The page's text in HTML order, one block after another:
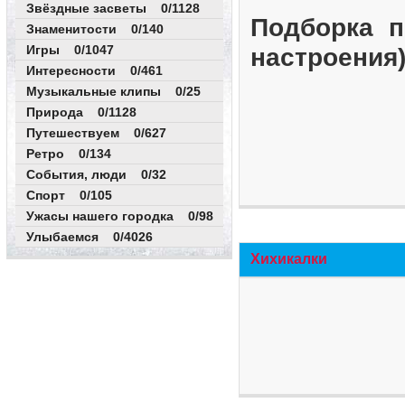
Звёздные засветы 0/1128
Знаменитости 0/140
Игры 0/1047
Интересности 0/461
Музыкальные клипы 0/25
Природа 0/1128
Путешествуем 0/627
Ретро 0/134
События, люди 0/32
Спорт 0/105
Ужасы нашего городка 0/98
Улыбаемся 0/4026
Подборка
Хихикалки